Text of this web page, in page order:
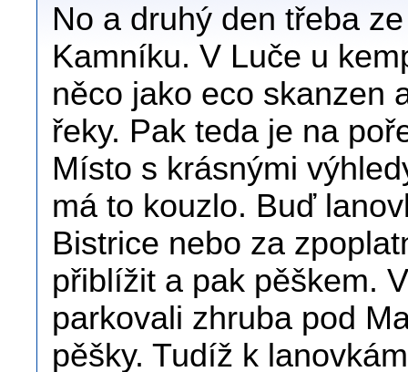
No a druhý den třeba
Kamníku. V Luče u
něco jako eco skanzen
řeky. Pak teda je na
Místo s krásnými
má to kouzlo. Buď
Bistrice nebo za
přiblížit a pak pěškem.
parkovali zhruba pod
pěšky. Tudíž k